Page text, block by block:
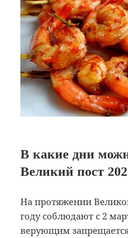
В какие дни
Великий пост
На протяжении
году соблюдают с 2
верующим